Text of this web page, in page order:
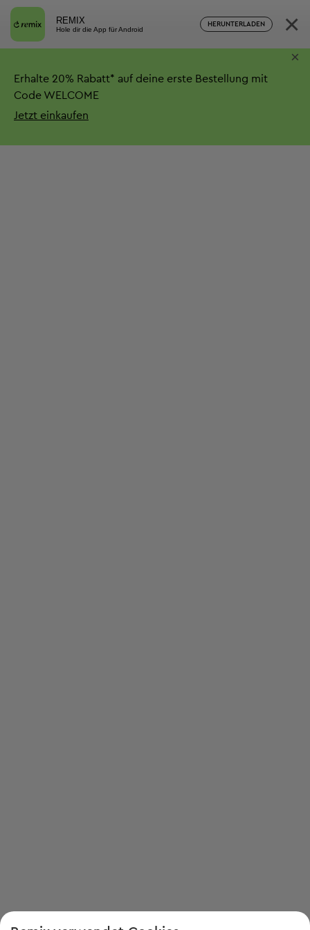
REMIX
Hole dir die App für Android
HERUNTERLADEN ×
Erhalte 20% Rabatt* auf deine erste Bestellung mit
Code WELCOME
Jetzt einkaufen
×